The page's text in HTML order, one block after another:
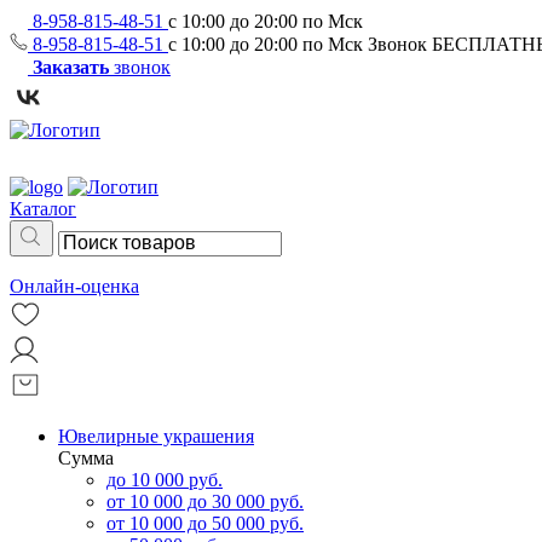
8-958-815-48-51 с 10:00 до 20:00 по Мск
8-958-815-48-51 с 10:00 до 20:00 по Мск Звонок
Заказать звонок
Каталог
Онлайн-оценка
Ювелирные украшения
Сумма
до 10 000 руб.
от 10 000 до 30 000 руб.
от 10 000 до 50 000 руб.